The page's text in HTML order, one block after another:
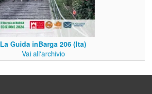
La Guida inBarga 206 (Ita)
Vai all'archivio